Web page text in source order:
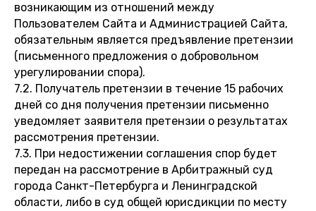
возникающим из отношений между
Пользователем Сайта и Администрацией Сайта,
обязательным является предъявление претензии
(письменного предложения о добровольном
урегулировании спора).
7.2. Получатель претензии в течение 15 рабочих
дней со дня получения претензии письменно
уведомляет заявителя претензии о результатах
рассмотрения претензии.
7.3. При недостижении соглашения спор будет
передан на рассмотрение в Арбитражный суд
города Санкт-Петербурга и Ленинградской
области, либо в суд общей юрисдикции по месту